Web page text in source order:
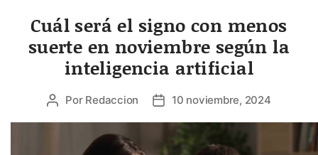
Cuál será el signo con menos
suerte en noviembre según la
inteligencia artificial
Autor
entrada
Por Redaccion
Fecha
entrada
10 noviembre, 2024